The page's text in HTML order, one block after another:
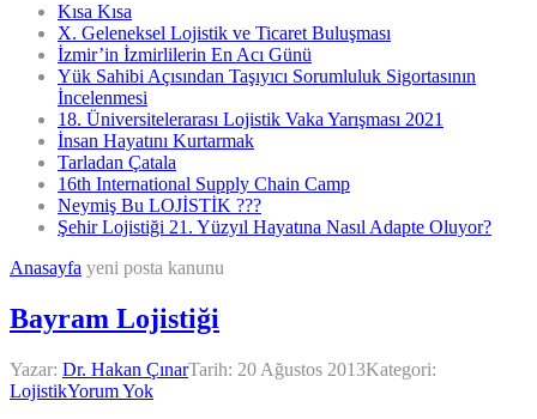
Kısa Kısa
X. Geleneksel Lojistik ve Ticaret Buluşması
İzmir’in İzmirlilerin En Acı Günü
Yük Sahibi Açısından Taşıyıcı Sorumluluk Sigortasının
İncelenmesi
18. Üniversitelerarası Lojistik Vaka Yarışması 2021
İnsan Hayatını Kurtarmak
Tarladan Çatala
16th International Supply Chain Camp
Neymiş Bu LOJİSTİK ???
Şehir Lojistiği 21. Yüzyıl Hayatına Nasıl Adapte Oluyor?
Anasayfa yeni posta kanunu
Bayram Lojistiği
Yazar: Dr. Hakan ÇınarTarih: 20 Ağustos 2013Kategori:
LojistikYorum Yok